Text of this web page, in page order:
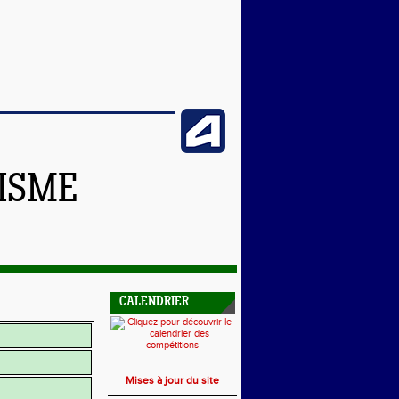
CALENDRIER
Mises à jour du site